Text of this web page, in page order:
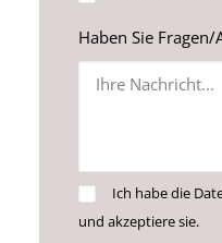
Haben Sie
Ich habe die
und akzeptiere sie.